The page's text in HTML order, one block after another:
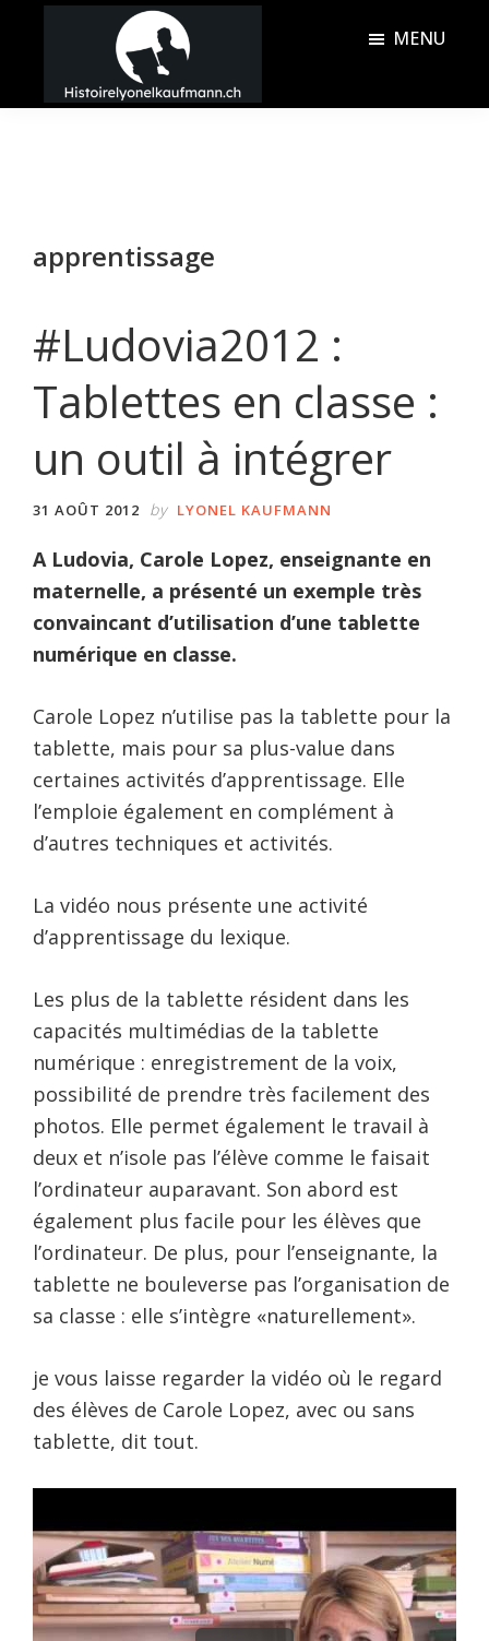
principal
barreHistoire
MENU
apprentissage
#Ludovia2012 :
Tablettes en classe :
un outil à intégrer
31 AOÛT 2012 by LYONEL KAUFMANN
A Ludovia, Carole Lopez, enseignante en
maternelle, a présenté un exemple très
convaincant d’utilisation d’une tablette
numérique en classe.
Carole Lopez n’utilise pas la tablette pour la
tablette, mais pour sa plus-value dans
certaines activités d’apprentissage. Elle
l’emploie également en complément à
d’autres techniques et activités.
La vidéo nous présente une activité
d’apprentissage du lexique.
Les plus de la tablette résident dans les
capacités multimédias de la tablette
numérique : enregistrement de la voix,
possibilité de prendre très facilement des
photos. Elle permet également le travail à
deux et n’isole pas l’élève comme le faisait
l’ordinateur auparavant. Son abord est
également plus facile pour les élèves que
l’ordinateur. De plus, pour l’enseignante, la
tablette ne bouleverse pas l’organisation de
sa classe : elle s’intègre «naturellement».
je vous laisse regarder la vidéo où le regard
des élèves de Carole Lopez, avec ou sans
tablette, dit tout.